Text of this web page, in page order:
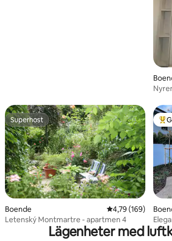
betyg, 28 omdömen
Superhost
Superhost
Boende 4,79 av 5 i
4,79 (169)
Letenský Montmartre - apartmen 4
Lägenheter med